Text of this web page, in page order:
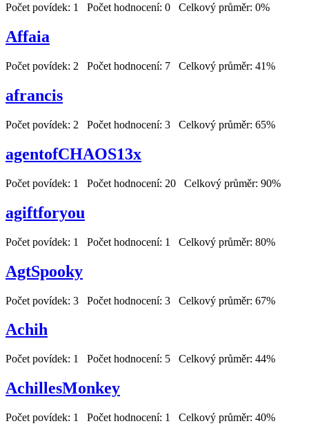
Počet povídek: 1 Počet hodnocení: 0 Celkový průměr: 0%
Affaia
Počet povídek: 2 Počet hodnocení: 7 Celkový průměr: 41%
afrancis
Počet povídek: 2 Počet hodnocení: 3 Celkový průměr: 65%
agentofCHAOS13x
Počet povídek: 1 Počet hodnocení: 20 Celkový průměr: 90%
agiftforyou
Počet povídek: 1 Počet hodnocení: 1 Celkový průměr: 80%
AgtSpooky
Počet povídek: 3 Počet hodnocení: 3 Celkový průměr: 67%
Achih
Počet povídek: 1 Počet hodnocení: 5 Celkový průměr: 44%
AchillesMonkey
Počet povídek: 1 Počet hodnocení: 1 Celkový průměr: 40%